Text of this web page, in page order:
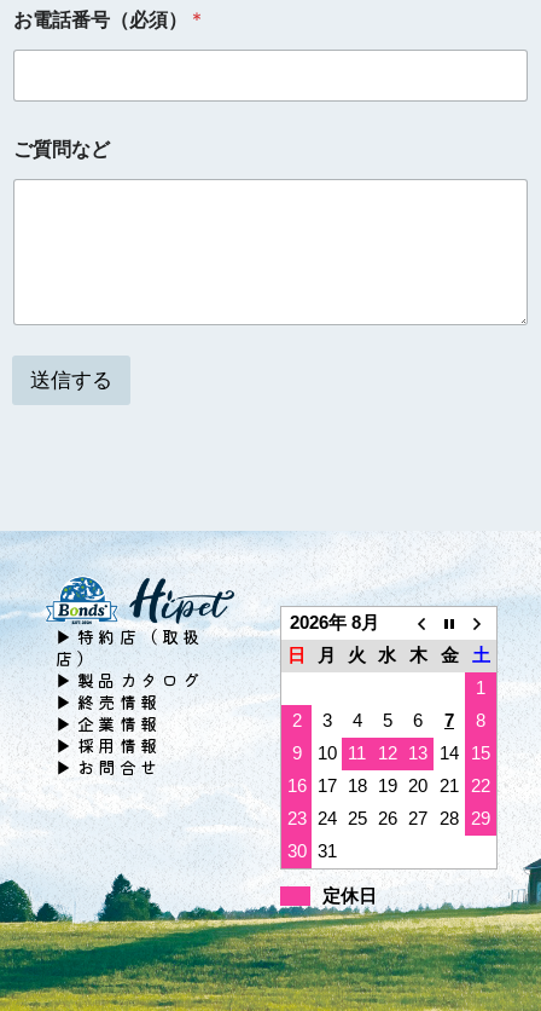
お電話番号（必須） *
ご質問など
送信する
▶特約店（取扱
店）
▶製品カタログ
▶終売情報
▶企業情報
▶採用情報
▶お問合せ
2026年 8月
日
月 火 水 木 金
土
1
2
3 4 5 6 7
8
9
10 11 12 13 14
15
16
17 18 19 20 21
22
23
24 25 26 27 28
29
30 31
定休日